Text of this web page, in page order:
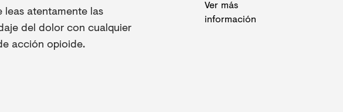
leas atentamente las
del dolor con cualquier
acción opioide.